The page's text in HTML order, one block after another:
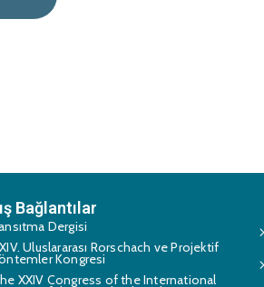
Bağlantılar
Dergisi
Uluslararası Rorschach ve Projektif
Kongresi
XXIV Congress of the International